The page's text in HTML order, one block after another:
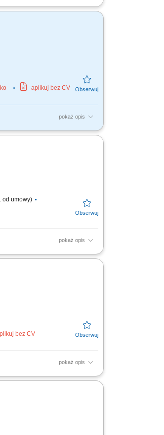
oraz terminową
aplikuj bez CV
pokaż opis
od umowy)
pokaż opis
sanitariatów;
bez CV
pokaż opis
okresie zimowym.